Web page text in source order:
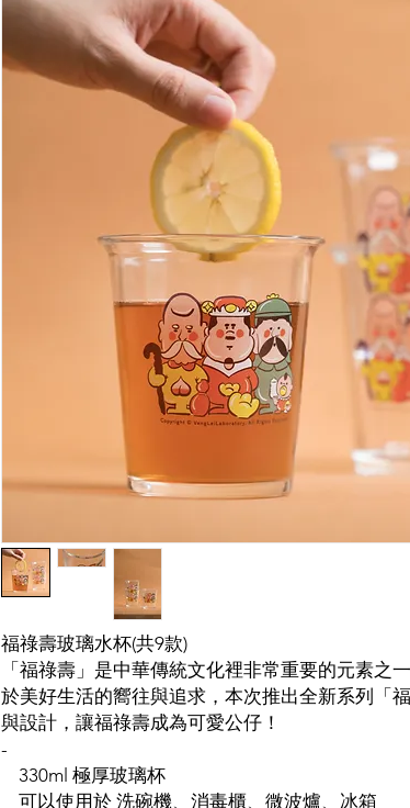
福祿壽玻璃水杯(共9款)
「福祿壽」是中華傳統文化裡非常重要的元素之
於美好生活的嚮往與追求，本次推出全新系列「
與設計，讓福祿壽成為可愛公仔！
-
330ml 極厚玻璃杯
可以使用於 洗碗機、消毒櫃、微波爐、冰箱